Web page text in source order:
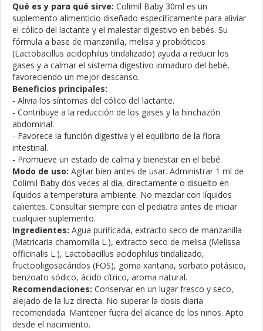
Qué es y para qué sirve: Colimil Baby 30ml es un
suplemento alimenticio diseñado específicamente para aliviar
el cólico del lactante y el malestar digestivo en bebés. Su
fórmula a base de manzanilla, melisa y probióticos
(Lactobacillus acidophilus tindalizado) ayuda a reducir los
gases y a calmar el sistema digestivo inmaduro del bebé,
favoreciendo un mejor descanso.
Beneficios principales:
- Alivia los síntomas del cólico del lactante.
- Contribuye a la reducción de los gases y la hinchazón
abdominal.
- Favorece la función digestiva y el equilibrio de la flora
intestinal.
- Promueve un estado de calma y bienestar en el bebé.
Modo de uso: Agitar bien antes de usar. Administrar 1 ml de
Colimil Baby dos veces al día, directamente o disuelto en
líquidos a temperatura ambiente. No mezclar con líquidos
calientes. Consultar siempre con el pediatra antes de iniciar
cualquier suplemento.
Ingredientes: Agua purificada, extracto seco de manzanilla
(Matricaria chamomilla L.), extracto seco de melisa (Melissa
officinalis L.), Lactobacillus acidophilus tindalizado,
fructooligosacáridos (FOS), goma xantana, sorbato potásico,
benzoato sódico, ácido cítrico, aroma natural.
Recomendaciones: Conservar en un lugar fresco y seco,
alejado de la luz directa. No superar la dosis diaria
recomendada. Mantener fuera del alcance de los niños. Apto
desde el nacimiento.